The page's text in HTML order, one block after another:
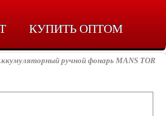
КУПИТЬ ОПТОМ
ручной фонарь MANS TOR